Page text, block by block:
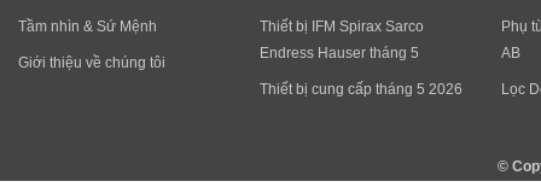
Tầm nhìn & Sứ Mệnh
Giới thiệu về chúng tôi
Thiết bị IFM Spirax Sarco
Endress Hauser tháng 5
Thiết bị cung cấp tháng 5 2026
Phụ
AB
Lọc
©